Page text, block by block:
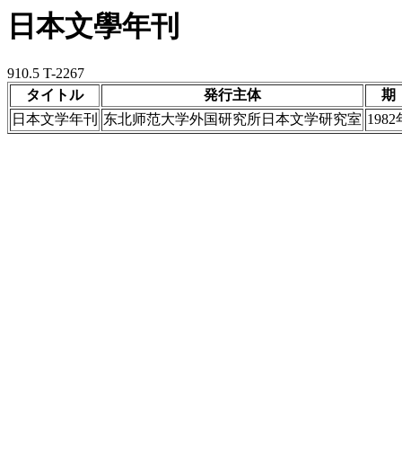
日本文學年刊
910.5 T-2267
タイトル
発行主体
期
日本文学年刊
东北师范大学外国研究所日本文学研究室 1982